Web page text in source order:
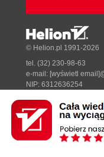
Designed with ♥ by
© Helion.pl 1991-2026
tel. (32) 230-98-63
e-mail: [wyświetl
NIP: 6312636254